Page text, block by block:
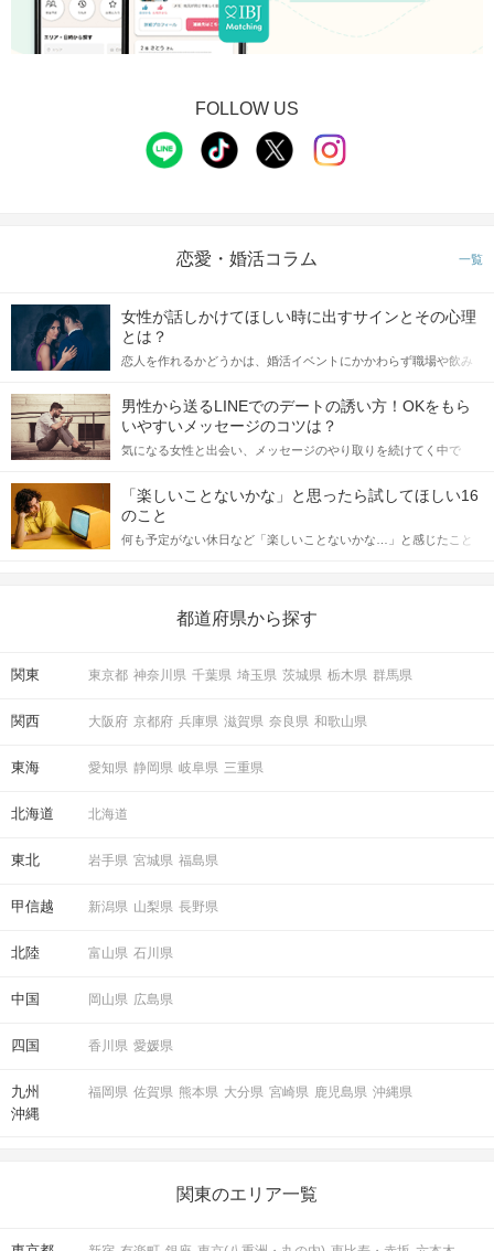
FOLLOW US
恋愛・婚活コラム 一覧
女性が話しかけてほしい時に出すサインとその心理
とは？
恋人を作れるかどうかは、婚活イベントにかかわらず職場や飲み
てアプローチできるかにも左右されます。 これから恋人作りを本
格的に始めようとしている方は、女性が異性を求めて出すサイン
をしっかりと理解し、正しい行動に移せるかどうかが重要。 この
記事では、女性が話しかけて欲しい時に出すサインとその心理を
合にどのような行動に繋げるべきかをご紹介していきます。
男性から送るLINEでのデートの誘い方！OKをもら
いやすいメッセージのコツは？
気になる女性と出会い、メッセージのやり取りを続けてく中で
しかし、中には「どう誘ったらいいの？」とお困りの男性もいら
っしゃるのではないでしょうか。 そこで今回は、男性から女性へ
送るLINEでのデートの誘い方のコツをご紹介します。例文も混じ
えながら解説するので、ぜひ参考にしてください。
「楽しいことないかな」と思ったら試してほしい16
のこと
何も予定がない休日など「楽しいことないかな…」と感じたこと
の楽しいことアイデアを集めました♪ いままさに楽しいことを探し
都道府県から探す
関東 東京都 神奈川県 千葉県 埼玉県 茨城県 栃木県 群馬県
関西 大阪府 京都府 兵庫県 滋賀県 奈良県 和歌山県
東海 愛知県 静岡県 岐阜県 三重県
北海道 北海道
東北 岩手県 宮城県 福島県
甲信越 新潟県 山梨県 長野県
北陸 富山県 石川県
中国 岡山県 広島県
四国 香川県 愛媛県
九州
沖縄
福岡県 佐賀県 熊本県 大分県 宮崎県 鹿児島県 沖縄県
関東のエリア一覧